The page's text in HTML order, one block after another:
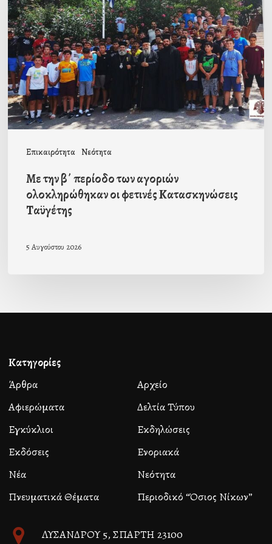
Επικαιρότητα Νεότητα
β΄
περίοδο
των
αγοριών
ολοκληρώθηκαν
οι
φετινές
Με την β΄ περίοδο των αγοριών
ολοκληρώθηκαν οι φετινές Κατασκηνώσεις
Ταϋγέτης
5 Αυγούστου 2026
Κατηγορίες
Άρθρα
Αρχείο
Αφιερώματα
Δελτία Τύπου
Εγκύκλιοι
Εκδηλώσεις
Εκδόσεις
Ενοριακά
Νέα
Νεότητα
Πνευματικά Θέματα
Περιοδικό “Όσιος Νίκων”
ΛΥΣΑΝΔΡΟΥ 5, ΣΠΑΡΤΗ 23100